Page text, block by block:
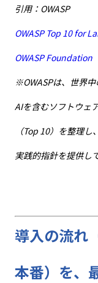
引用：OWASP
OWASP Top 10 for
OWASP Foundation
※OWASPは、世界
AIを含むソフトウェ
（Top 10）を整理
実践的指針を提供し
導入の流
本番）を、